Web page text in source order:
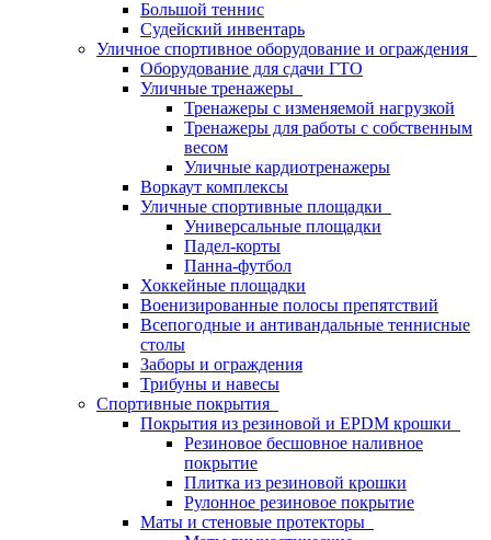
Большой теннис
Судейский инвентарь
Уличное спортивное оборудование и ограждения
Оборудование для сдачи ГТО
Уличные тренажеры
Тренажеры с изменяемой нагрузкой
Тренажеры для работы с собственным
весом
Уличные кардиотренажеры
Воркаут комплексы
Уличные спортивные площадки
Универсальные площадки
Падел-корты
Панна-футбол
Хоккейные площадки
Военизированные полосы препятствий
Всепогодные и антивандальные теннисные
столы
Заборы и ограждения
Трибуны и навесы
Спортивные покрытия
Покрытия из резиновой и EPDM крошки
Резиновое бесшовное наливное
покрытие
Плитка из резиновой крошки
Рулонное резиновое покрытие
Маты и стеновые протекторы